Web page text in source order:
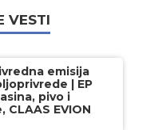
VESTI
emisija
| EP
pivo i
CLAAS EVION